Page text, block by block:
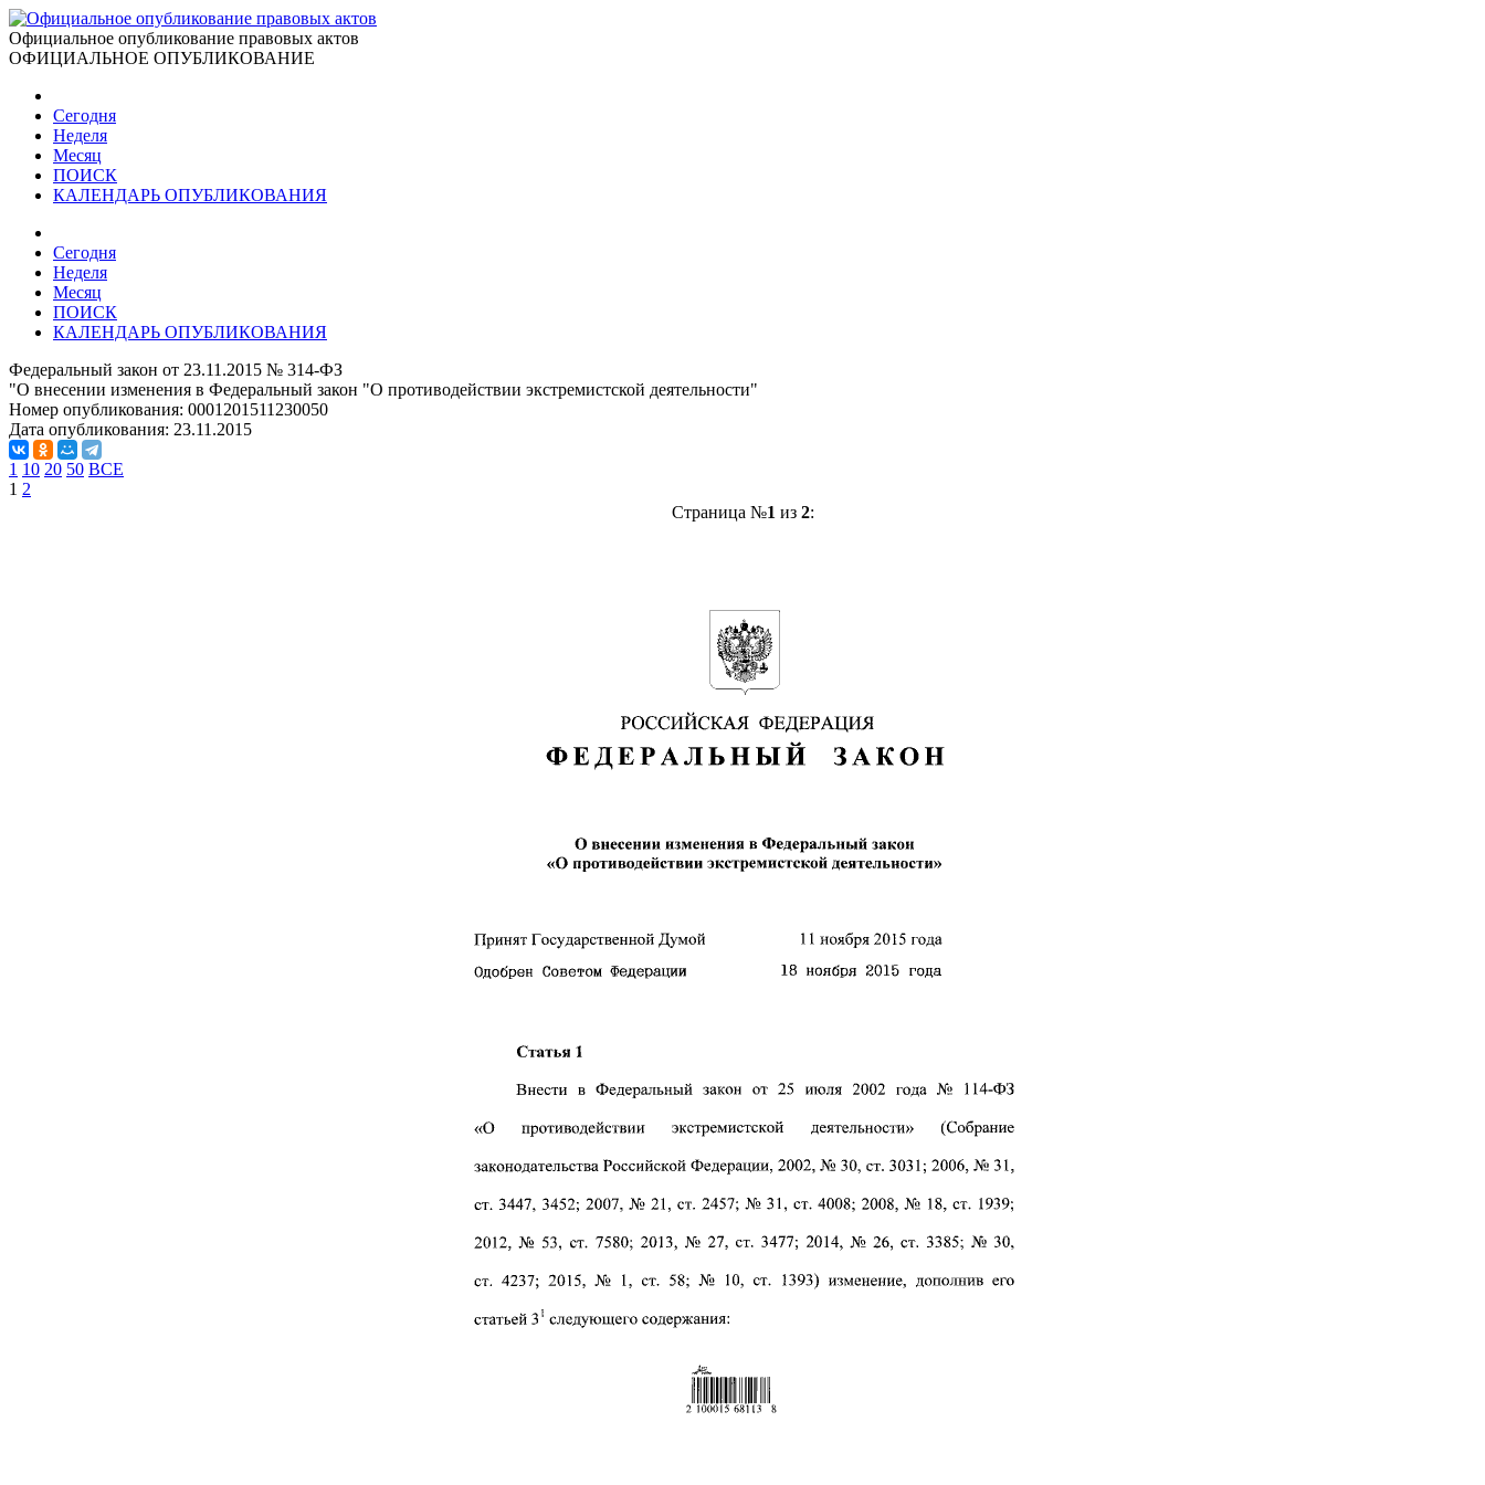
Официальное опубликование правовых актов
ОФИЦИАЛЬНОЕ ОПУБЛИКОВАНИЕ
Сегодня
Неделя
Месяц
ПОИСК
КАЛЕНДАРЬ ОПУБЛИКОВАНИЯ
Сегодня
Неделя
Месяц
ПОИСК
КАЛЕНДАРЬ ОПУБЛИКОВАНИЯ
Федеральный закон от 23.11.2015 № 314-ФЗ
"О внесении изменения в Федеральный закон "О противодействии экстремистской деятельности"
Номер опубликования: 0001201511230050
Дата опубликования: 23.11.2015
1 10 20 50 ВСЕ
1 2
Страница №1 из 2: